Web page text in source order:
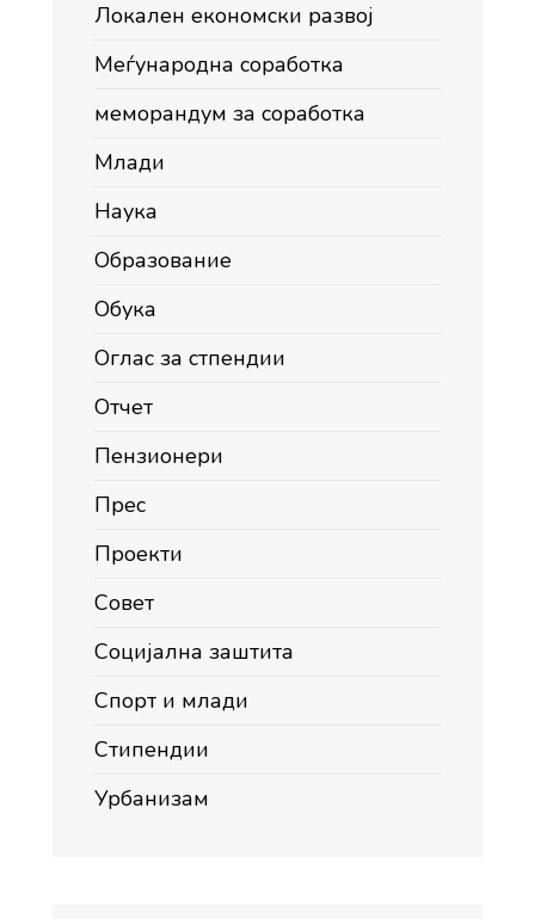
Локален економски развој
Меѓународна соработка
меморандум за соработка
Млади
Наука
Образование
Обука
Оглас за стпендии
Отчет
Пензионери
Прес
Проекти
Совет
Социјална заштита
Спорт и млади
Стипендии
Урбанизам